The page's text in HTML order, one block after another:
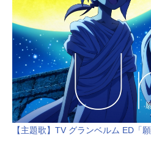
【主題歌】TV グランベルム ED「